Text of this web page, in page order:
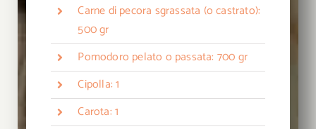
Carne di pecora sgrassata (o castrato):
500 gr
Pomodoro pelato o passata: 700 gr
Cipolla: 1
Carota: 1